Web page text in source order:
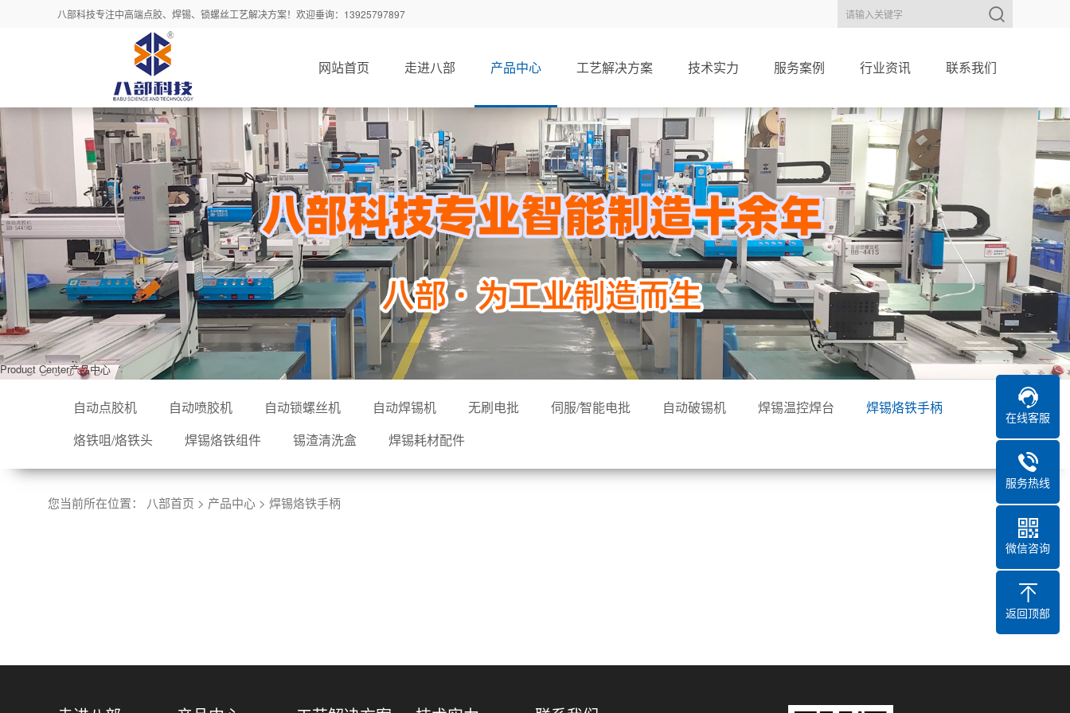
八部科技专注中高端点胶、焊锡、锁螺丝工艺解决方案！欢迎垂询：13925797897
网站首页 走进八部 产品中心 工艺解决方案 技术实力 服务案例 行业资讯 联系我们
Product Center产品中心
自动点胶机 自动喷胶机 自动锁螺丝机 自动焊锡机 无刷电批 伺服/智能电批 自动破锡机 焊锡温控焊台
焊锡烙铁手柄
烙铁咀/烙铁头
焊锡烙铁组件 锡渣清洗盒 焊锡耗材配件
您当前所在位置： 八部首页 > 产品中心 > 焊锡烙铁手柄
在线客服
服务热线
微信咨询
返回顶部